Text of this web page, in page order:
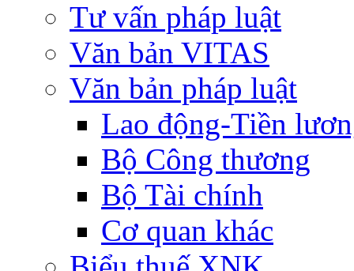
Tư vấn pháp luật
Văn bản VITAS
Văn bản pháp luật
Lao động-Tiền
Bộ Công thương
Bộ Tài chính
Cơ quan khác